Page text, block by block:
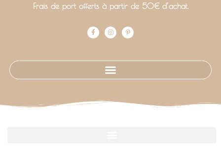
Frais de port offerts à partir de 50€ d’achat.